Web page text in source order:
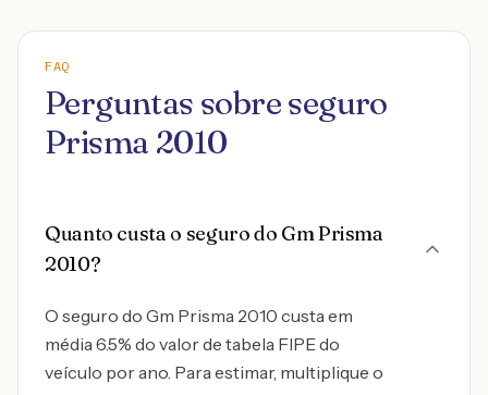
FAQ
Perguntas sobre seguro
Prisma 2010
Quanto custa o seguro do Gm Prisma
2010?
O seguro do Gm Prisma 2010 custa em
média 6.5% do valor de tabela FIPE do
veículo por ano. Para estimar, multiplique o